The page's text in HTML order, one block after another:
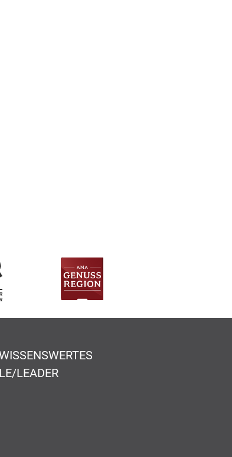
LE/LEADER